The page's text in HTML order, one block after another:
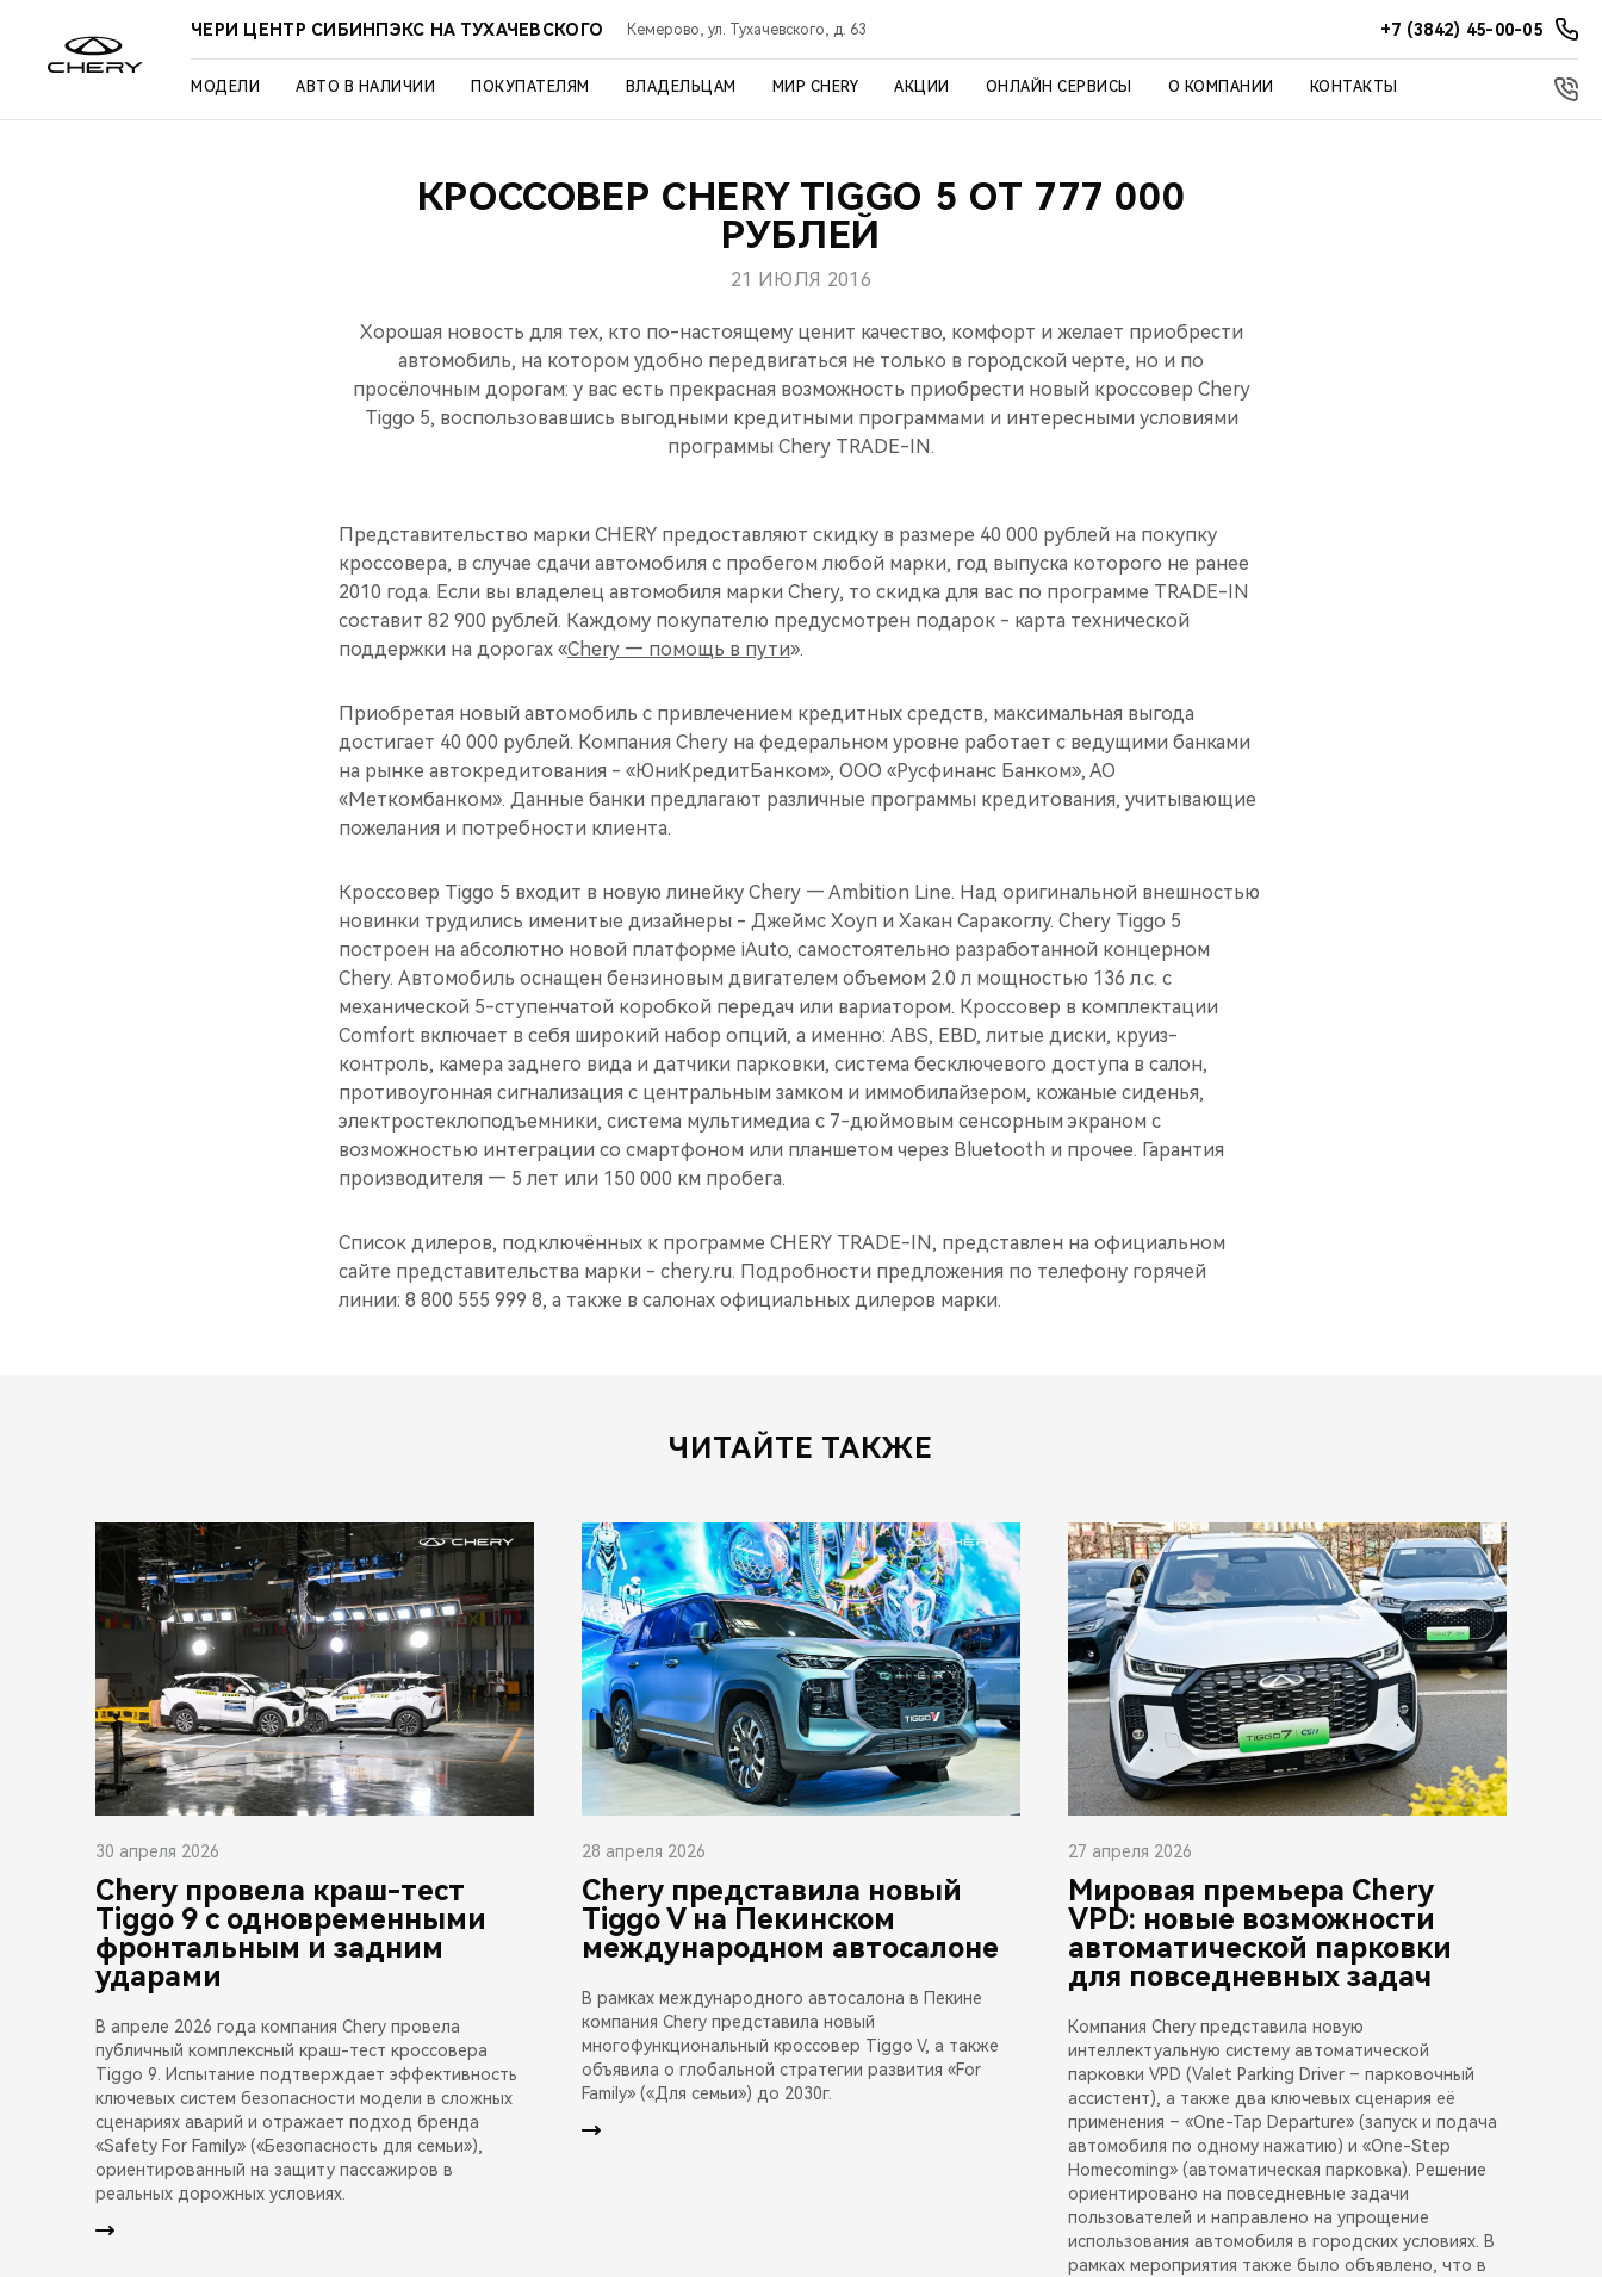
ЧЕРИ ЦЕНТР СИБИНПЭКС НА ТУХАЧЕВСКОГО Кемерово, ул. Тухачевского, д. 63 +7 (3842) 45-00-05
МОДЕЛИ АВТО В НАЛИЧИИ ПОКУПАТЕЛЯМ ВЛАДЕЛЬЦАМ МИР CHERY АКЦИИ ОНЛАЙН СЕРВИСЫ О КОМПАНИИ КОНТАКТЫ
КРОССОВЕР CHERY TIGGO 5 ОТ 777 000
РУБЛЕЙ
21 ИЮЛЯ 2016
Хорошая новость для тех, кто по-настоящему ценит качество, комфорт и желает приобрести
автомобиль, на котором удобно передвигаться не только в городской черте, но и по
просёлочным дорогам: у вас есть прекрасная возможность приобрести новый кроссовер Chery
Tiggo 5, воспользовавшись выгодными кредитными программами и интересными условиями
программы Chery TRADE-IN.
Представительство марки CHERY предоставляют скидку в размере 40 000 рублей на покупку
кроссовера, в случае сдачи автомобиля с пробегом любой марки, год выпуска которого не ранее
2010 года. Если вы владелец автомобиля марки Chery, то скидка для вас по программе TRADE-IN
составит 82 900 рублей. Каждому покупателю предусмотрен подарок - карта технической
поддержки на дорогах «Chery — помощь в пути».
Приобретая новый автомобиль с привлечением кредитных средств, максимальная выгода
достигает 40 000 рублей. Компания Chery на федеральном уровне работает с ведущими банками
на рынке автокредитования - «ЮниКредитБанком», ООО «Русфинанс Банком», АО
«Меткомбанком». Данные банки предлагают различные программы кредитования, учитывающие
пожелания и потребности клиента.
Кроссовер Tiggo 5 входит в новую линейку Chery — Ambition Line. Над оригинальной внешностью
новинки трудились именитые дизайнеры - Джеймс Хоуп и Хакан Саракоглу. Chery Tiggo 5
построен на абсолютно новой платформе iAuto, самостоятельно разработанной концерном
Chery. Автомобиль оснащен бензиновым двигателем объемом 2.0 л мощностью 136 л.с. с
механической 5-ступенчатой коробкой передач или вариатором. Кроссовер в комплектации
Comfort включает в себя широкий набор опций, а именно: ABS, EBD, литые диски, круиз-
контроль, камера заднего вида и датчики парковки, система бесключевого доступа в салон,
противоугонная сигнализация с центральным замком и иммобилайзером, кожаные сиденья,
электростеклоподъемники, система мультимедиа с 7-дюймовым сенсорным экраном c
возможностью интеграции со смартфоном или планшетом через Bluetooth и прочее. Гарантия
производителя — 5 лет или 150 000 км пробега.
Список дилеров, подключённых к программе CHERY TRADE-IN, представлен на официальном
сайте представительства марки - chery.ru. Подробности предложения по телефону горячей
линии: 8 800 555 999 8, а также в салонах официальных дилеров марки.
ЧИТАЙТЕ ТАКЖЕ
30 апреля 2026
Chery провела краш-тест
Tiggo 9 с одновременными
фронтальным и задним
ударами
В апреле 2026 года компания Chery провела
публичный комплексный краш-тест кроссовера
Tiggo 9. Испытание подтверждает эффективность
ключевых систем безопасности модели в сложных
сценариях аварий и отражает подход бренда
«Safety For Family» («Безопасность для семьи»),
ориентированный на защиту пассажиров в
реальных дорожных условиях.
28 апреля 2026
Chery представила новый
Tiggo V на Пекинском
международном автосалоне
В рамках международного автосалона в Пекине
компания Chery представила новый
многофункциональный кроссовер Tiggo V, а также
объявила о глобальной стратегии развития «For
Family» («Для семьи») до 2030г.
27 апреля 2026
Мировая премьера Chery
VPD: новые возможности
автоматической парковки
для повседневных задач
Компания Chery представила новую
интеллектуальную систему автоматической
парковки VPD (Valet Parking Driver – парковочный
ассистент), а также два ключевых сценария её
применения – «One-Tap Departure» (запуск и подача
автомобиля по одному нажатию) и «One-Step
Homecoming» (автоматическая парковка). Решение
ориентировано на повседневные задачи
пользователей и направлено на упрощение
использования автомобиля в городских условиях. В
рамках мероприятия также было объявлено, что в